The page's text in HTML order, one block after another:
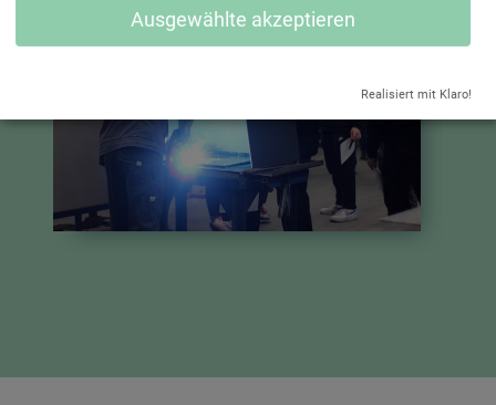
Ausgewählte akzeptieren
Realisiert mit Klaro!